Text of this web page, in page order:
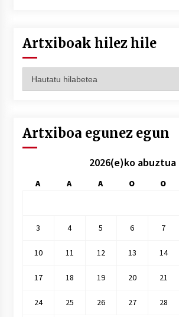
Artxiboak hilez hile
hilez
Artxiboa egunez egun
2026(e)ko abuztua
A A A O O
3 4 5 6 7
10 11 12 13 14
17 18 19 20 21
24 25 26 27 28